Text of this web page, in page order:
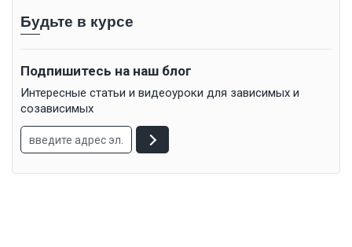
Будьте в курсе
Подпишитесь на наш блог
Интересные статьи и видеоуроки для зависимых и
созависимых